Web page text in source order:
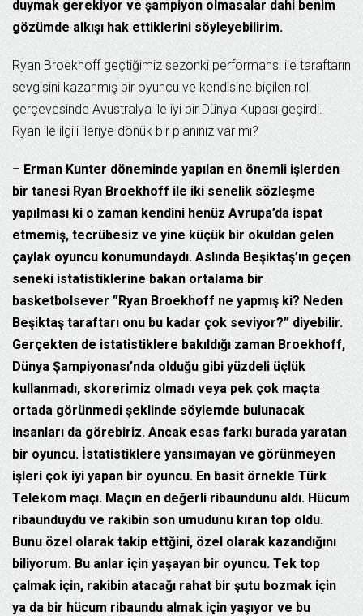
duymak gerekiyor ve şampiyon olmasalar dahi benim
gözümde alkışı hak ettiklerini söyleyebilirim.
Ryan Broekhoff geçtiğimiz sezonki performansı ile taraftarın
sevgisini kazanmış bir oyuncu ve kendisine biçilen rol
çerçevesinde Avustralya ile iyi bir Dünya Kupası geçirdi.
Ryan ile ilgili ileriye dönük bir planınız var mı?
– Erman Kunter döneminde yapılan en önemli işlerden
bir tanesi Ryan Broekhoff ile iki senelik sözleşme
yapılması ki o zaman kendini henüz Avrupa’da ispat
etmemiş, tecrübesiz ve yine küçük bir okuldan gelen
çaylak oyuncu konumundaydı. Aslında Beşiktaş’ın geçen
seneki istatistiklerine bakan ortalama bir
basketbolsever ”Ryan Broekhoff ne yapmış ki? Neden
Beşiktaş taraftarı onu bu kadar çok seviyor?” diyebilir.
Gerçekten de istatistiklere bakıldığı zaman Broekhoff,
Dünya Şampiyonası’nda olduğu gibi yüzdeli üçlük
kullanmadı, skorerimiz olmadı veya pek çok maçta
ortada görünmedi şeklinde söylemde bulunacak
insanları da görebiriz. Ancak esas farkı burada yaratan
bir oyuncu. İstatistiklere yansımayan ve görünmeyen
işleri çok iyi yapan bir oyuncu. En basit örnekle Türk
Telekom maçı. Maçın en değerli ribaundunu aldı. Hücum
ribaunduydu ve rakibin son umudunu kıran top oldu.
Bunu özel olarak takip ettğini, özel olarak kazandığını
biliyorum. Bu anlar için yaşayan bir oyuncu. Tek top
çalmak için, rakibin atacağı rahat bir şutu bozmak için
ya da bir hücum ribaundu almak için yaşıyor ve bu